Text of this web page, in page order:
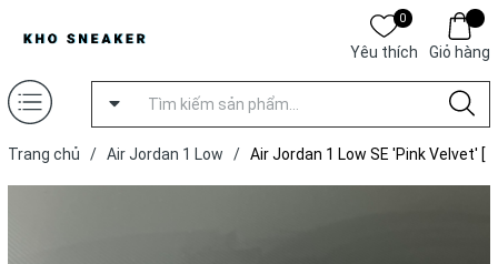
0
Yêu thích Giỏ hàng
Trang chủ / Air Jordan 1 Low / Air Jordan 1 Low SE 'Pink Velvet' [